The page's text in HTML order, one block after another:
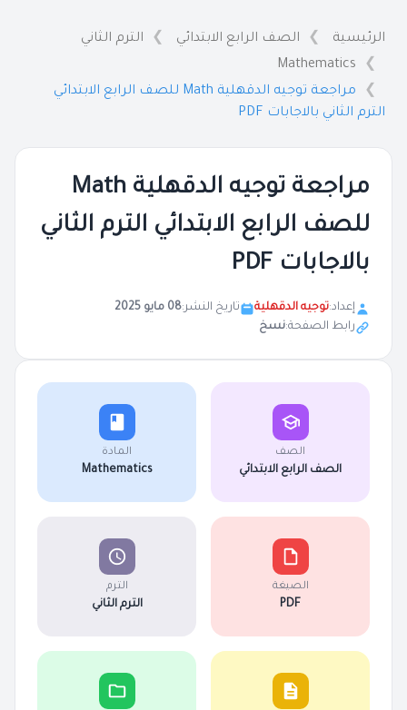
الرئيسية الصف الرابع الابتدائي
الترم الثاني
Mathematics
مراجعة توجيه الدقهلية Math للصف الرابع الابتدائي
الترم الثاني بالاجابات PDF
مراجعة توجيه الدقهلية Math
للصف الرابع الابتدائي الترم الثاني
بالاجابات PDF
إعداد:توجيه الدقهلية تاريخ النشر:08 مايو 2025
رابط الصفحة:نسخ
الصف
الصف الرابع الابتدائي
المادة
Mathematics
الصيغة
PDF
الترم
الترم الثاني